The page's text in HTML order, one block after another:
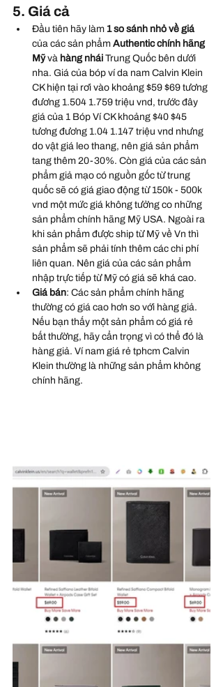
5. Giá cả
Đầu tiên hãy làm 1 so sánh nhỏ về giá
của các sản phẩm Authentic chính hãng
Mỹ và hàng nhái Trung Quốc bên dưới
nha. Giá của bóp ví da nam Calvin Klein
CK hiện tại rơi vào khoảng $59 $69 tương
đương 1.504 1.759 triệu vnd, trước đây
giá của 1 Bóp Ví CK khoảng $40 $45
tương đương 1.04 1.147 triệu vnd nhưng
do vật giá leo thang, nên giá sản phẩm
tang thêm 20-30%. Còn giá của các sản
phẩm giả mạo có nguồn gốc từ trung
quốc sẽ có giá giao động từ 150k - 500k
vnd một mức giá không tưởng co những
sản phẩm chính hãng Mỹ USA. Ngoài ra
khi sản phẩm được ship từ Mỹ về Vn thì
sản phẩm sẽ phải tính thêm các chi phí
liên quan. Nên giá của các sản phẩm
nhập trực tiếp từ Mỹ có giá sẽ khá cao.
Giá bán: Các sản phẩm chính hãng
thường có giá cao hơn so với hàng giả.
Nếu bạn thấy một sản phẩm có giá rẻ
bất thường, hãy cẩn trọng vì có thể đó là
hàng giả. Ví nam giá rẻ tphcm Calvin
Klein thường là những sản phẩm không
chính hãng.